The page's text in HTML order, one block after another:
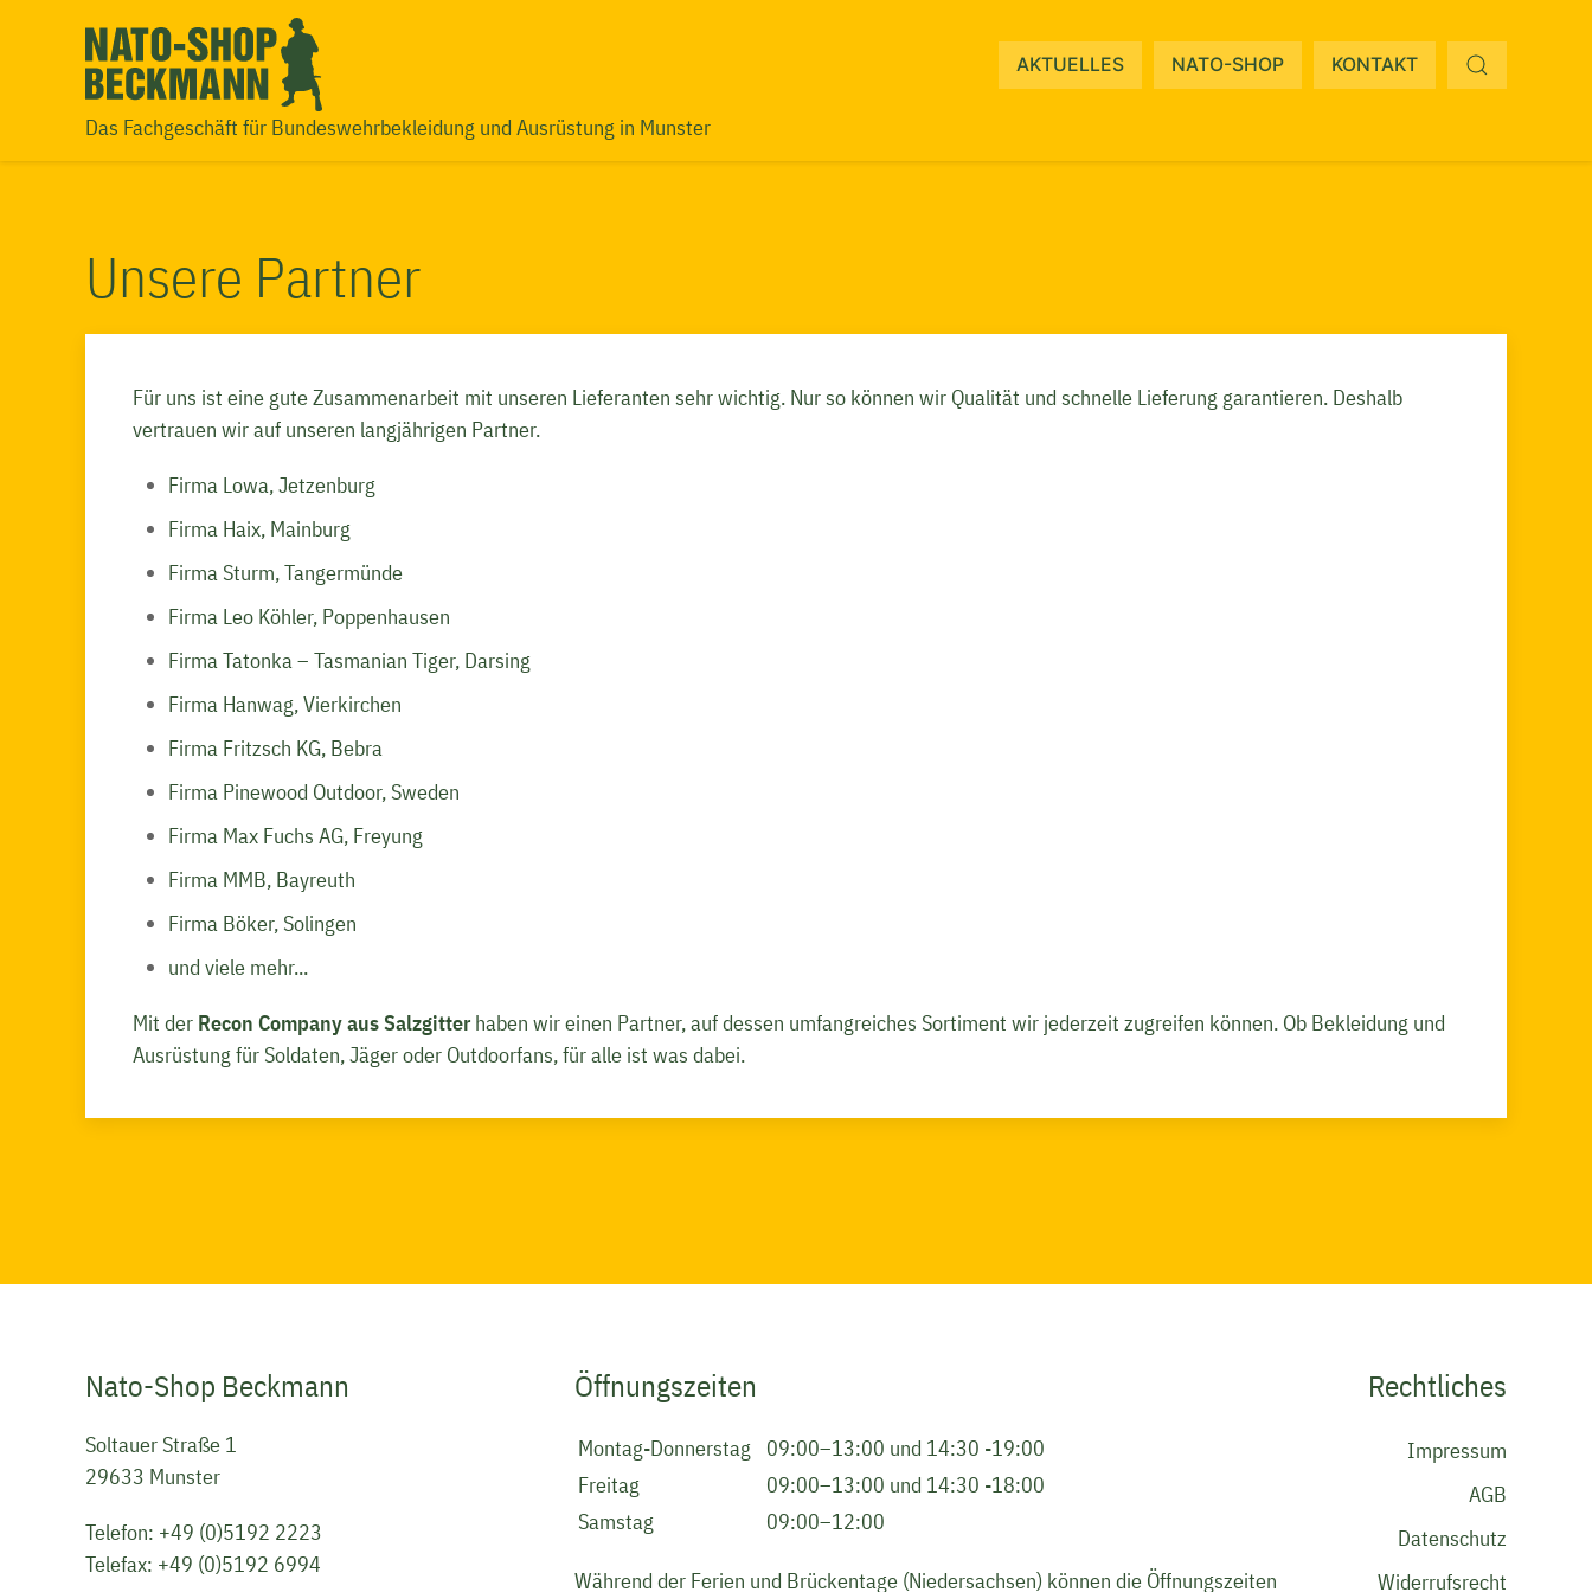
Navigation
überspringen
AKTUELLES NATO-SHOP KONTAKT
Das Fachgeschäft für Bundeswehrbekleidung und Ausrüstung in Munster
Unsere Partner
Für uns ist eine gute Zusammenarbeit mit unseren Lieferanten sehr wichtig. Nur so können wir Qualität und schnelle Lieferung garantieren. Deshalb
vertrauen wir auf unseren langjährigen Partner.
Firma Lowa, Jetzenburg
Firma Haix, Mainburg
Firma Sturm, Tangermünde
Firma Leo Köhler, Poppenhausen
Firma Tatonka – Tasmanian Tiger, Darsing
Firma Hanwag, Vierkirchen
Firma Fritzsch KG, Bebra
Firma Pinewood Outdoor, Sweden
Firma Max Fuchs AG, Freyung
Firma MMB, Bayreuth
Firma Böker, Solingen
und viele mehr...
Mit der Recon Company aus Salzgitter haben wir einen Partner, auf dessen umfangreiches Sortiment wir jederzeit zugreifen können. Ob Bekleidung und
Ausrüstung für Soldaten, Jäger oder Outdoorfans, für alle ist was dabei.
Nato-Shop Beckmann
Soltauer Straße 1
29633 Munster
Telefon: +49 (0)5192 2223
Telefax: +49 (0)5192 6994
Öffnungszeiten
Montag-Donnerstag
09:00–13:00 und 14:30 -19:00
Freitag
09:00–13:00 und 14:30 -18:00
Samstag
09:00–12:00
Während der Ferien und Brückentage (Niedersachsen) können die Öffnungszeiten
Rechtliches
Impressum
AGB
Datenschutz
Widerrufsrecht